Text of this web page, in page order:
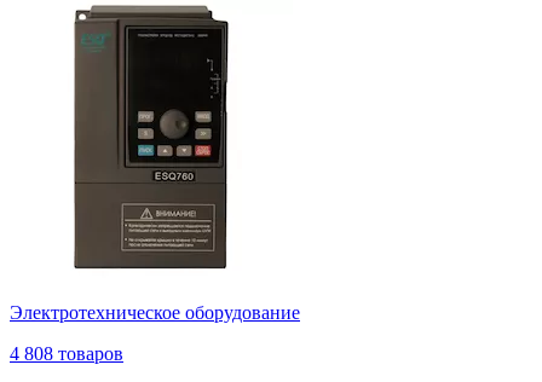
Электротехническое оборудование
4 808 товаров